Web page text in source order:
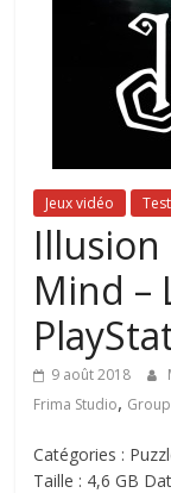
Jeux vidéo
Illusion
Mind –
9 août 2018
Frima Studio,
Catégories :
Taille : 4,6 GB